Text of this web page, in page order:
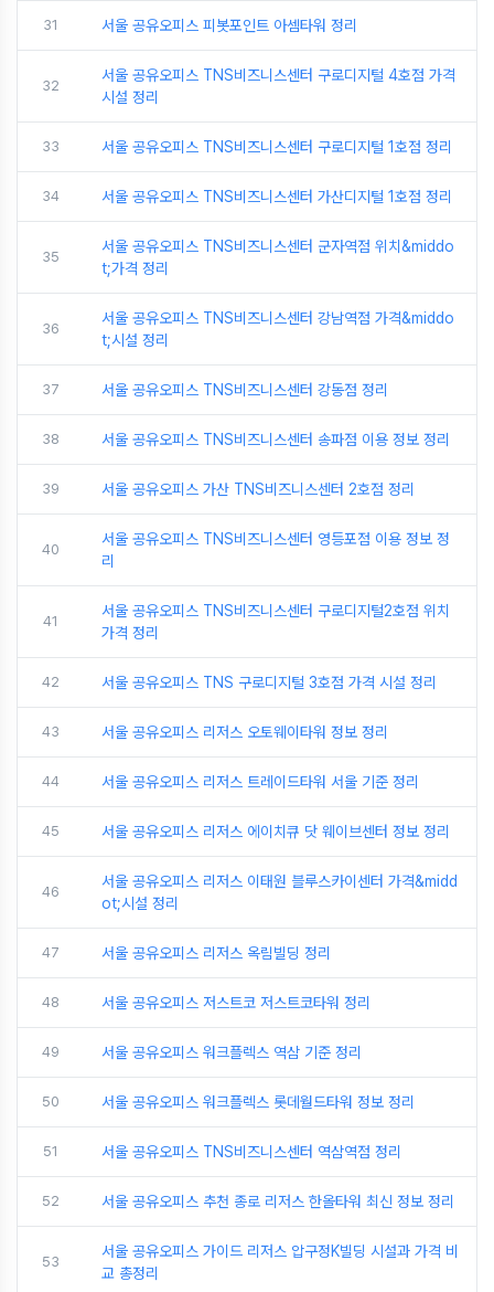
31 서울 공유오피스 피봇포인트 아셈타워 정리
32
서울 공유오피스 TNS비즈니스센터 구로디지털 4호점 가격
시설 정리
33 서울 공유오피스 TNS비즈니스센터 구로디지털 1호점 정리
34 서울 공유오피스 TNS비즈니스센터 가산디지털 1호점 정리
35
서울 공유오피스 TNS비즈니스센터 군자역점 위치&middo
t;가격 정리
36
서울 공유오피스 TNS비즈니스센터 강남역점 가격&middo
t;시설 정리
37 서울 공유오피스 TNS비즈니스센터 강동점 정리
38 서울 공유오피스 TNS비즈니스센터 송파점 이용 정보 정리
39 서울 공유오피스 가산 TNS비즈니스센터 2호점 정리
40
서울 공유오피스 TNS비즈니스센터 영등포점 이용 정보 정
리
41
서울 공유오피스 TNS비즈니스센터 구로디지털2호점 위치
가격 정리
42 서울 공유오피스 TNS 구로디지털 3호점 가격 시설 정리
43 서울 공유오피스 리저스 오토웨이타워 정보 정리
44 서울 공유오피스 리저스 트레이드타워 서울 기준 정리
45 서울 공유오피스 리저스 에이치큐 닷 웨이브센터 정보 정리
46
서울 공유오피스 리저스 이태원 블루스카이센터 가격&midd
ot;시설 정리
47 서울 공유오피스 리저스 옥림빌딩 정리
48 서울 공유오피스 저스트코 저스트코타워 정리
49 서울 공유오피스 워크플렉스 역삼 기준 정리
50 서울 공유오피스 워크플렉스 롯데월드타워 정보 정리
51 서울 공유오피스 TNS비즈니스센터 역삼역점 정리
52 서울 공유오피스 추천 종로 리저스 한올타워 최신 정보 정리
53
서울 공유오피스 가이드 리저스 압구정K빌딩 시설과 가격 비
교 총정리